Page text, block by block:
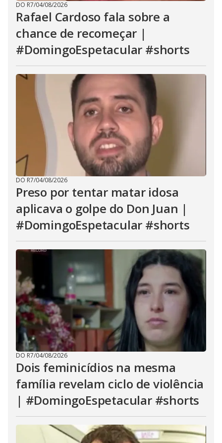
DO R7/04/08/2026
Rafael Cardoso fala sobre a
chance de recomeçar |
#DomingoEspetacular #shorts
DO R7/04/08/2026
Preso por tentar matar idosa
aplicava o golpe do Don Juan |
#DomingoEspetacular #shorts
DO R7/04/08/2026
Dois feminicídios na mesma
família revelam ciclo de violência
| #DomingoEspetacular #shorts